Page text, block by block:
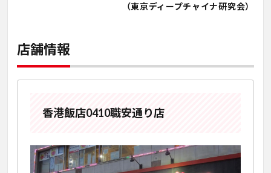
（東京ディープチャイナ研究会）
店舗情報
香港飯店0410職安通り店